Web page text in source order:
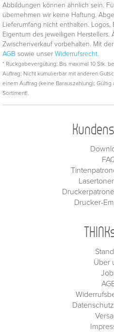
Abbildungen können ähnlich sein.
übernehmen wir keine Haftung.
Lieferumfang nicht enthalten.
Eigentum des jeweiligen Herstellers.
Zwischenverkauf vorbehalten. Mit
AGB sowie unser Widerrufsrecht.
* Rückgabevergütung: Bis maximal 10 Stk.
Auftrag; Nicht kumulierbar mit anderen
einem Auftrag (keine Barauszahlung);
Sortiment!.
Drucker-
Über